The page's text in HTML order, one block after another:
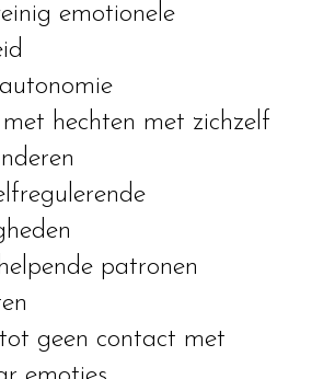
emotionele
hechten met zichzelf
patronen
geen contact met